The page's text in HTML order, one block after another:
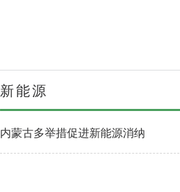
新能源
内蒙古多举措促进新能源消纳